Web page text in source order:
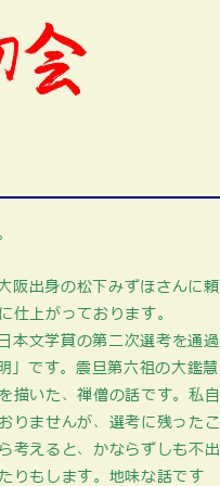
阪出身の松下みずほさんに頼
仕上がっております。
本文学賞の第二次選考を通過
」です。震旦第六祖の大鑑慧
描いた、禅僧の話です。私自
りませんが、選考に残ったこ
考えると、かならずしも不出
りもします。地味な話です